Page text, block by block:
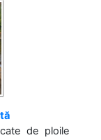
de ploile